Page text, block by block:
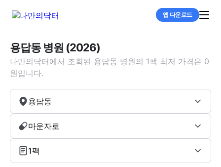
앱 다운로드
용답동 병원 (2026)
나만의닥터에서 조회된 용답동 병원의 1팩 최저 가격은 0
원입니다.
용답동
마운자로
1팩